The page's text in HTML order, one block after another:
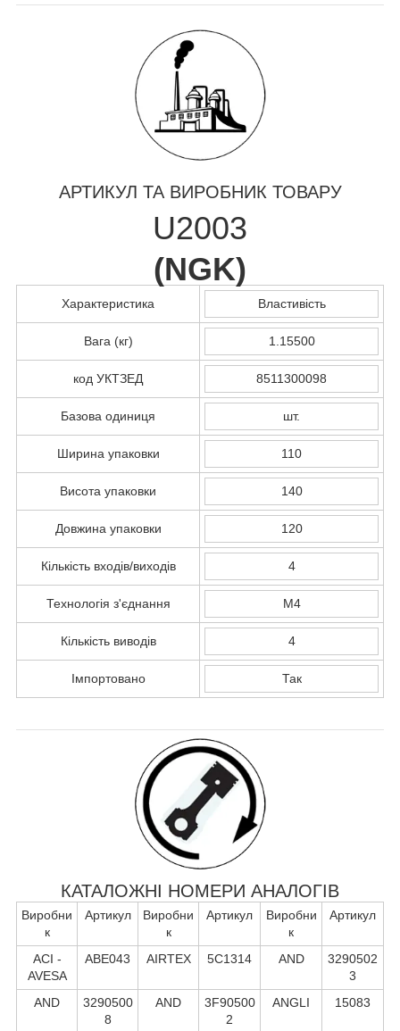
АРТИКУЛ ТА ВИРОБНИК ТОВАРУ
U2003
(NGK)
Характеристика Властивість
Вага (кг) 1.15500
код УКТЗЕД 8511300098
Базова одиниця шт.
Ширина упаковки 110
Висота упаковки 140
Довжина упаковки 120
Кількість входів/виходів 4
Технологія з'єднання M4
Кількість виводів 4
Імпортовано Так
КАТАЛОЖНІ НОМЕРИ АНАЛОГІВ
Виробни
к
Артикул
Виробни
к
Артикул
Виробни
к
Артикул
ACI -
AVESA
ABE043 AIRTEX 5C1314 AND
3290502
3
AND
3290500
8
AND
3F90500
2
ANGLI 15083